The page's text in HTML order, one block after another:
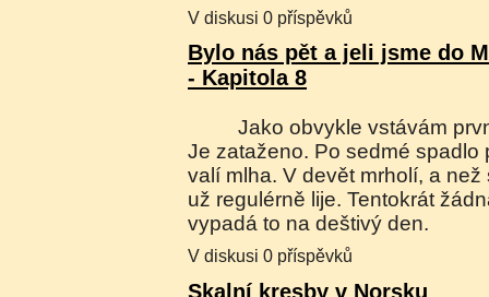
V diskusi 0 příspěvků
Bylo nás pět a jeli jsme do
- Kapitola 8
Jako obvykle vstávám první, něco před sedmou.
Je zataženo. Po sedmé spadlo
valí mlha. V devět mrholí, a
už regulérně lije. Tentokrát
vypadá to na deštivý den.
V diskusi 0 příspěvků
Skalní kresby v Norsku